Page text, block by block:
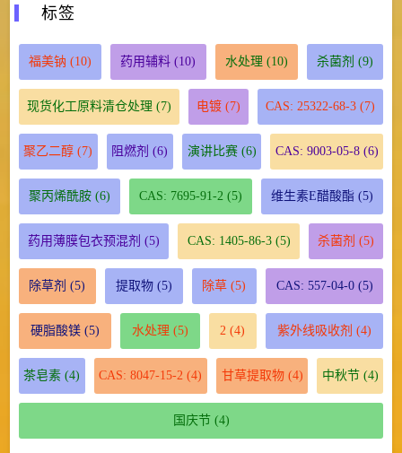
标签
福美钠 (10) 药用辅料 (10) 水处理 (10) 杀菌剂 (9)
现货化工原料清仓处理 (7) 电镀 (7) CAS: 25322-68-3 (7)
聚乙二醇 (7) 阻燃剂 (6) 演讲比赛(6) CAS: 9003-05-8(6)
聚丙烯酰胺(6) CAS: 7695-91-2 (5) 维生素E醋酸酯 (5)
药用薄膜包衣预混剂 (5) CAS: 1405-86-3(5) 杀菌剂 (5)
除草剂 (5) 提取物(5) 除草 (5) CAS: 557-04-0(5)
硬脂酸镁(5) 水处理 (5) 2 (4) 紫外线吸收剂 (4)
茶皂素 (4) CAS: 8047-15-2 (4) 甘草提取物(4) 中秋节(4)
国庆节(4)